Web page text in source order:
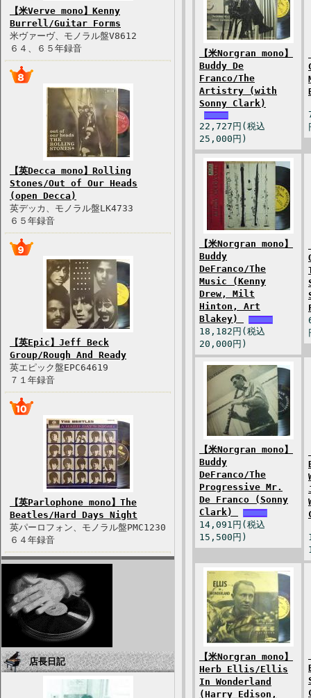
【米Verve mono】Kenny
Burrell/Guitar Forms
米ヴァーヴ、モノラル盤V8612
６４、６５年録音
【英Decca mono】Rolling
Stones/Out of Our Heads
(open Decca)
英デッカ、モノラル盤LK4733
６５年録音
【英Epic】Jeff Beck
Group/Rough And Ready
英エピック盤EPC64619
７１年録音
【英Parlophone mono】The
Beatles/Hard Days Night
英パーロフォン、モノラル盤PMC1230
６４年録音
店長日記
【米Norgran mono】
Buddy De
Franco/The
Artistry (with
Sonny Clark)
22,727円(税込
25,000円)
【米Norgran mono】
Buddy
DeFranco/The
Music (Kenny
Drew, Milt
Hinton, Art
Blakey)
18,182円(税込
20,000円)
【米Norgran mono】
Buddy
DeFranco/The
Progressive Mr.
De Franco (Sonny
Clark)
14,091円(税込
15,500円)
【米Norgran mono】
Herb Ellis/Ellis
In Wonderland
(Harry Edison,